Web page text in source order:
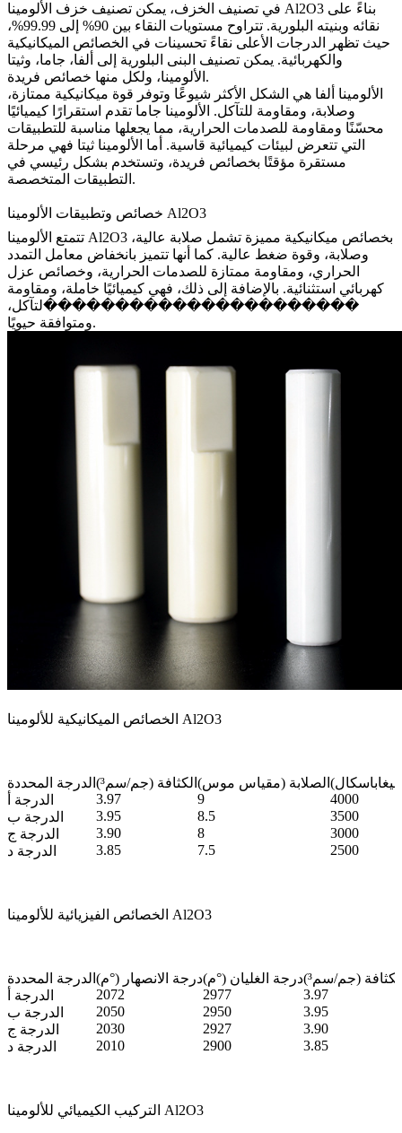
في تصنيف الخزف، يمكن تصنيف خزف الألومينا Al2O3 بناءً على
نقائه وبنيته البلورية. تتراوح مستويات النقاء بين 90% إلى 99.99%،
حيث تظهر الدرجات الأعلى نقاءً تحسينات في الخصائص الميكانيكية
والكهربائية. يمكن تصنيف البنى البلورية إلى ألفا، جاما، وثيتا
الألومينا، ولكل منها خصائص فريدة.
الألومينا ألفا هي الشكل الأكثر شيوعًا وتوفر قوة ميكانيكية ممتازة،
وصلابة، ومقاومة للتآكل. الألومينا جاما تقدم استقرارًا كيميائيًا
محسّنًا ومقاومة للصدمات الحرارية، مما يجعلها مناسبة للتطبيقات
التي تتعرض لبيئات كيميائية قاسية. أما الألومينا ثيتا فهي مرحلة
مستقرة مؤقتًا بخصائص فريدة، وتستخدم بشكل رئيسي في
التطبيقات المتخصصة.
خصائص وتطبيقات الألومينا Al2O3
تتمتع الألومينا Al2O3
وصلابة، وقوة ضغط عالية. كما أنها تتميز بانخفاض معامل التمدد
الحراري، ومقاومة ممتازة للصدمات الحرارية، وخصائص عزل
كهربائي استثنائية. بالإضافة إلى ذلك، فهي كيميائيًا خاملة، ومقاومة
����������������������لتآكل،
ومتوافقة حيويًا.
الخصائص الميكانيكية للألومينا Al2O3
الدرجة المحددة الكثافة (جم/سم³) الصلابة (مقياس موس)
الدرجة أ
3.97 9
4000
الدرجة ب
3.95 8.5
3500
الدرجة ج
3.90 8
3000
الدرجة د
3.85 7.5 2500
الخصائص الفيزيائية للألومينا Al2O3
الدرجة المحددة درجة الانصهار (°م)درجة الغليان (°م)
(جم/سم³)
الدرجة أ
2072 2977
3.97
الدرجة ب
2050 2950
3.95
الدرجة ج
2030 2927
3.90
الدرجة د
2010 2900 3.85
التركيب الكيميائي للألومينا Al2O3